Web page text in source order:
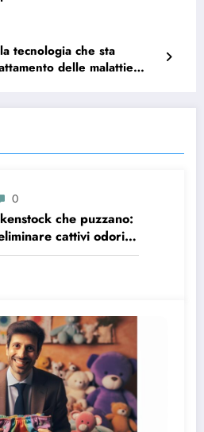
tecnologia che sta
delle malattie
0
che puzzano:
cattivi odori